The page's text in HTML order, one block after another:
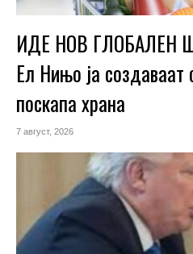
ИДЕ НОВ ГЛОБАЛЕН
Ел Нињо ја создаваат
поскапа храна
7 август, 2026